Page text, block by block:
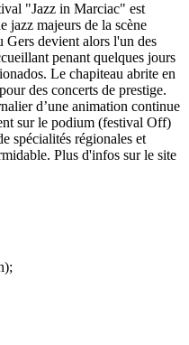
"Jazz in Marciac" est
jazz majeurs de la scène
Gers devient alors l'un des
penant quelques jours
Le chapiteau abrite en
des concerts de prestige.
d’une animation continue
sur le podium (festival Off)
spécialités régionales et
Plus d'infos sur le site